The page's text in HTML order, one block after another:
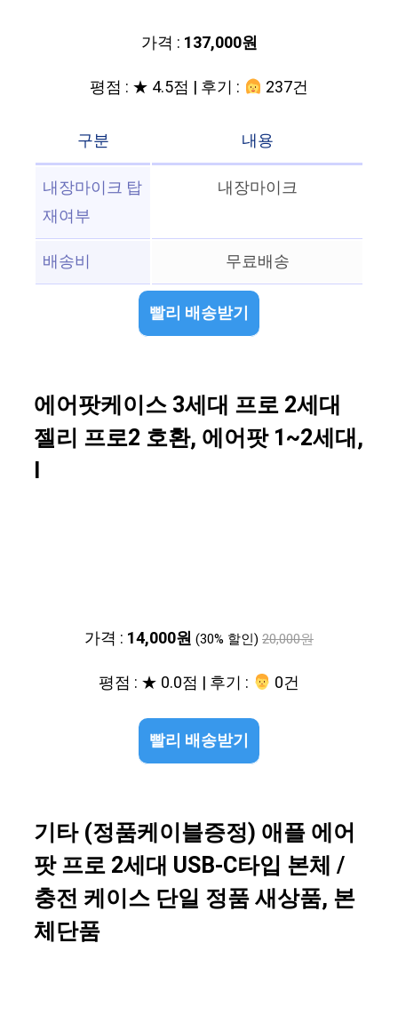
가격 : 137,000원
평점 : ★ 4.5점 | 후기 :
237건
구분
내용
내장마이크 탑
재여부
내장마이크
배송비 무료배송
빨리 배송받기
에어팟케이스 3세대 프로 2세대
젤리 프로2 호환, 에어팟 1~2세대,
I
가격 : 14,000원 (30% 할인) 20,000원
평점 : ★ 0.0점 | 후기 : ‍‍ 0건
빨리 배송받기
기타 (정품케이블증정) 애플 에어
팟 프로 2세대 USB-C타입 본체 /
충전 케이스 단일 정품 새상품, 본
체단품